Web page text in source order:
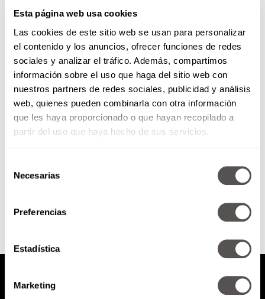
Esta página web usa cookies
Las cookies de este sitio web se usan para personalizar
el contenido y los anuncios, ofrecer funciones de redes
sociales y analizar el tráfico. Además, compartimos
información sobre el uso que haga del sitio web con
nuestros partners de redes sociales, publicidad y análisis
web, quienes pueden combinarla con otra información
que les haya proporcionado o que hayan recopilado a
partir del uso que haya hecho de sus servicios.
Necesarias
Preferencias
Estadística
Marketing
Clases de baile con el
coreógrafo de Michael Jackson
Si Michael Jackson viviera, ¡sí nos
hubiera invitado a bailar con él!